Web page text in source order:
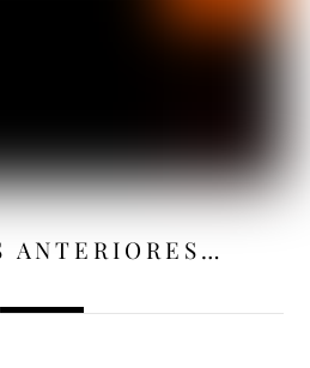
ANTERIORES…